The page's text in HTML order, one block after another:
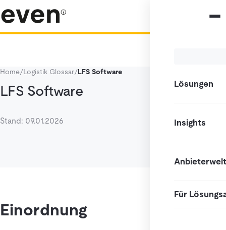
Lösungen
Insights
Anbieterwelt
Für
Home/Logistik Glossar/LFS Software
LFS Software
Stand: 09.01.2026
Einordnung